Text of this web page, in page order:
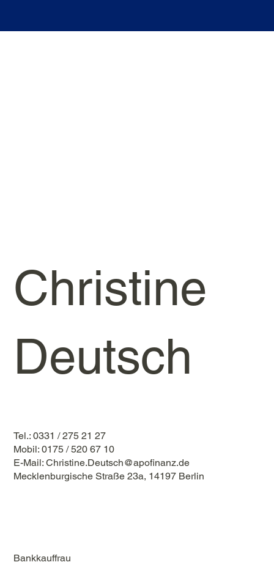
Christine
Deutsch
Tel.: 0331 / 275 21 27
Mobil: 0175 / 520 67 10
E-Mail:Christine.Deutsch@apofinanz.de
Mecklenburgische Straße 23a, 14197 Berlin
Bankkauffrau